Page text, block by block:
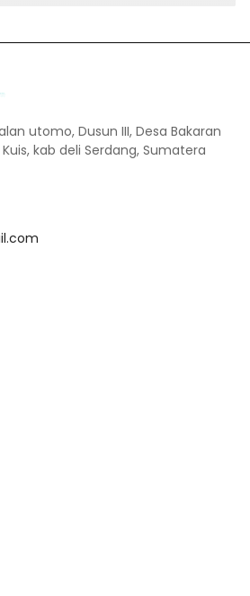
utomo, Dusun III, Desa Bakaran
kab deli Serdang, Sumatera